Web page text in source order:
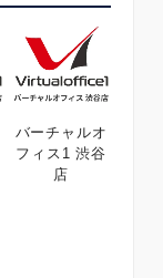
バーチャルオ
フィス1 渋谷
店